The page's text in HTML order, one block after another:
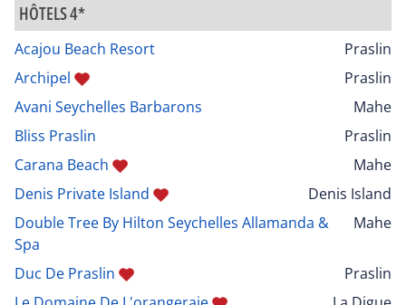
HÔTELS 4*
Acajou Beach Resort
Praslin
Archipel
Praslin
Avani Seychelles Barbarons
Mahe
Bliss Praslin
Praslin
Carana Beach
Mahe
Denis Private Island
Denis Island
Double Tree By Hilton Seychelles Allamanda &
Spa
Mahe
Duc De Praslin
Praslin